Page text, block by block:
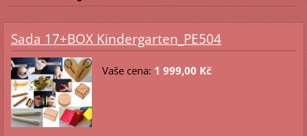
Sada 17+BOX Kindergarten_PE504
Vaše cena: 1 999,00 Kč